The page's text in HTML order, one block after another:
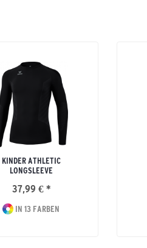
KINDER ATHLETIC
LONGSLEEVE
37,99 € *
IN 13 FARBEN